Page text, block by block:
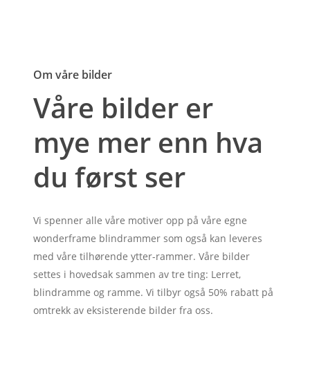
Om våre bilder
Våre bilder er
mye mer enn hva
du først ser
Vi spenner alle våre motiver opp på våre egne
wonderframe blindrammer som også kan leveres
med våre tilhørende ytter-rammer. Våre bilder
settes i hovedsak sammen av tre ting: Lerret,
blindramme og ramme. Vi tilbyr også 50% rabatt på
omtrekk av eksisterende bilder fra oss.